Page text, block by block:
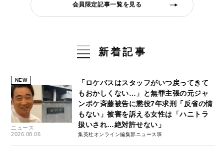
会員限定記事一覧を見る
新着記事
NEW
ニュース
2026.08.06
「ロケバスはスタッフがいつ戻ってきて
もおかしくない…」と無罪主張の元ジャ
ンポケ斉藤被告に懲役7年求刑「反省の情
もない」被害を訴える女性は「ハニトラ
扱いされ…絶対許せない」
集英社オンライン編集部ニュース班